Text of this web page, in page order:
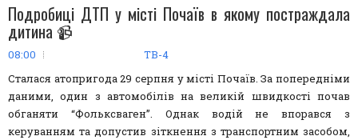
Подробиці ДТП у місті Почаїв в якому постраждала
дитина 📹
08:00
ТВ-4
Сталася атопригода 29 серпня у місті Почаїв. За попередніми
даними, один з автомобілів на великій швидкості почав
обганяти “Фольксваген”. Однак водій не впорався з
керуванням та допустив зіткнення з транспортним засобом,